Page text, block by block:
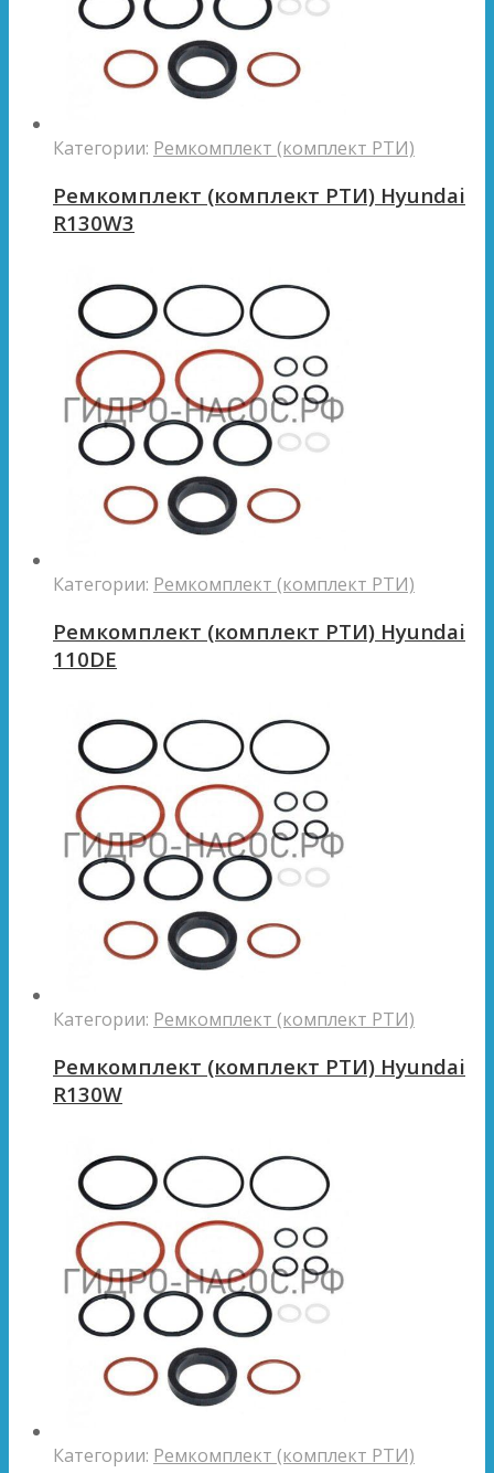
Категории: Ремкомплект (комплект РТИ)
Ремкомплект (комплект РТИ) Hyundai
R130W3
Категории: Ремкомплект (комплект РТИ)
Ремкомплект (комплект РТИ) Hyundai
110DE
Категории: Ремкомплект (комплект РТИ)
Ремкомплект (комплект РТИ) Hyundai
R130W
Категории: Ремкомплект (комплект РТИ)